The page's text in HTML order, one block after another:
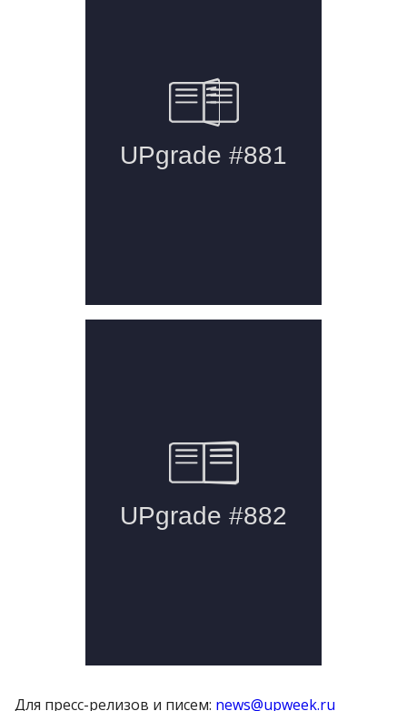
Для пресс-релизов и писем: news@upweek.ru